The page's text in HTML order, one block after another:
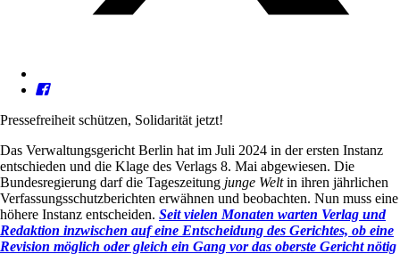
Pressefreiheit schützen, Solidarität jetzt!
Das Verwaltungsgericht Berlin hat im Juli 2024 in der ersten Instanz
entschieden und die Klage des Verlags 8. Mai abgewiesen. Die
Bundesregierung darf die Tageszeitung junge Weltin ihren jährlichen
Verfassungsschutzberichten erwähnen und beobachten. Nun muss eine
höhere Instanz entscheiden. Seit vielen Monaten warten Verlag und
Redaktion inzwischen auf eine Entscheidung des Gerichtes, ob eine
Revision möglich oder gleich ein Gang vor das oberste Gericht nötig